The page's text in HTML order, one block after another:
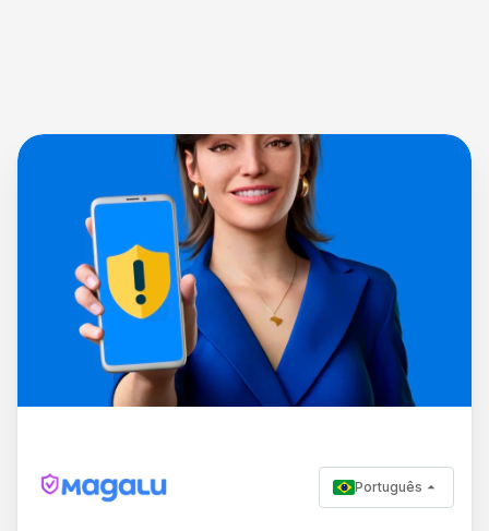
Português